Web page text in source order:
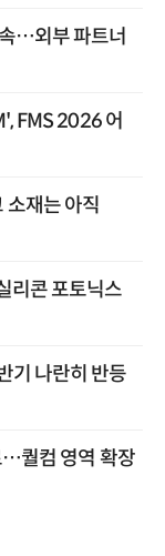
…외부 파트너
FMS 2026 어
재는 아직
리콘 포토닉스
기 나란히 반등
…퀄컴 영역 확장